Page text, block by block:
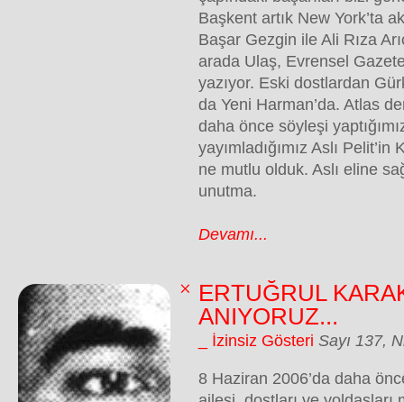
Başkent artık New York’ta
Başar Gezgin ile Ali Rıza
arada Ulaş, Evrensel
yazıyor. Eski dostlardan
da Yeni Harman’da. Atlas
daha önce söyleşi
yayımladığımız Aslı Pelit’in
ne mutlu olduk. Aslı eline
unutma.
Devamı...
ERTUĞRUL
ANIYORUZ...
_ İzinsiz Gösteri Sayı 137,
8 Haziran 2006’da daha